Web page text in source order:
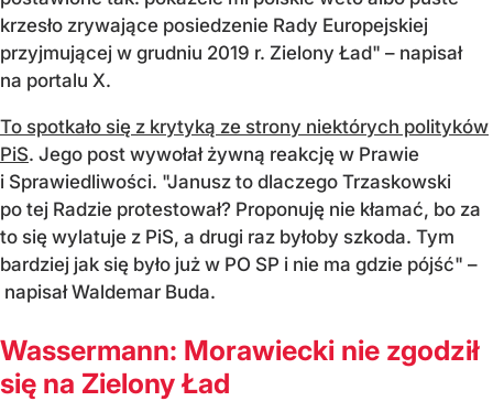
krzesło zrywające posiedzenie Rady Europejskiej
przyjmującej w grudniu 2019 r. Zielony Ład" – napisał
na portalu X.
To spotkało się z krytyką ze strony niektórych polityków
PiS. Jego post wywołał żywną reakcję w Prawie
i Sprawiedliwości. "Janusz to dlaczego Trzaskowski
po tej Radzie protestował? Proponuję nie kłamać, bo za
to się wylatuje z PiS, a drugi raz byłoby szkoda. Tym
bardziej jak się było już w PO SP i nie ma gdzie pójść" –
napisał Waldemar Buda.
Wassermann: Morawiecki nie zgodził
się na Zielony Ład